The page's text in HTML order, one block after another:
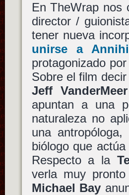
En TheWrap
director /
tener nueva
unirse a
protagonizado por
Sobre el film
Jeff VanderMeer
apuntan a una
naturaleza no
una
biólogo que
Respecto a la
verla muy
Michael Bay